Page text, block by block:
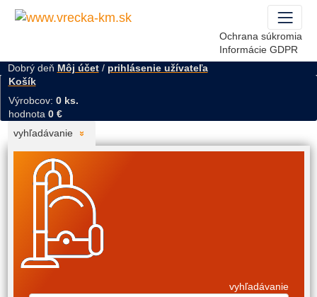
Ochrana súkromia
Informácie GDPR
Dobrý deň Môj účet/ prihlásenie užívateľa
Košík
Výrobcov: 0 ks.
hodnota 0 €
vyhľadávanie
vyhľadávanie